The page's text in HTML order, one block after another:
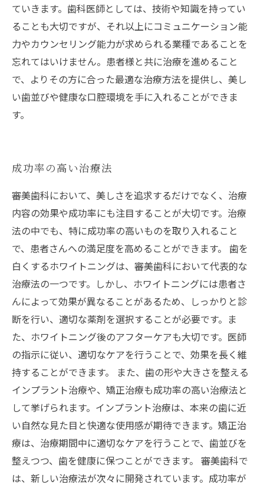
ていきます。歯科医師としては、技術や知識を持ってい
ることも大切ですが、それ以上にコミュニケーション能
力やカウンセリング能力が求められる業種であることを
忘れてはいけません。患者様と共に治療を進めること
で、よりその方に合った最適な治療方法を提供し、美し
い歯並びや健康な口腔環境を手に入れることができま
す。
成功率の高い治療法
審美歯科において、美しさを追求するだけでなく、治療
内容の効果や成功率にも注目することが大切です。治療
法の中でも、特に成功率の高いものを取り入れること
で、患者さんへの満足度を高めることができます。 歯を
白くするホワイトニングは、審美歯科において代表的な
治療法の一つです。しかし、ホワイトニングには患者さ
んによって効果が異なることがあるため、しっかりと診
断を行い、適切な薬剤を選択することが必要です。ま
た、ホワイトニング後のアフターケアも大切です。医師
の指示に従い、適切なケアを行うことで、効果を長く維
持することができます。 また、歯の形や大きさを整える
インプラント治療や、矯正治療も成功率の高い治療法と
して挙げられます。インプラント治療は、本来の歯に近
い自然な見た目と快適な使用感が期待できます。矯正治
療は、治療期間中に適切なケアを行うことで、歯並びを
整えつつ、歯を健康に保つことができます。 審美歯科で
は、新しい治療法が次々に開発されています。成功率が